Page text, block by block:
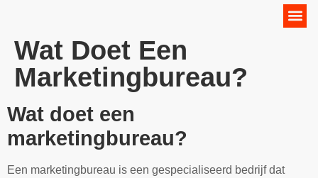
Wat Doet Een
Marketingbureau?
Wat doet een
marketingbureau?
Een marketingbureau is een gespecialiseerd bedrijf dat